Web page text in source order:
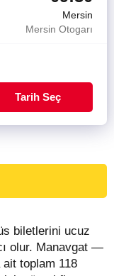
Mersin
Mersin Otogarı
Tarih Seç
biletlerini ucuz
olur. Manavgat —
toplam 118